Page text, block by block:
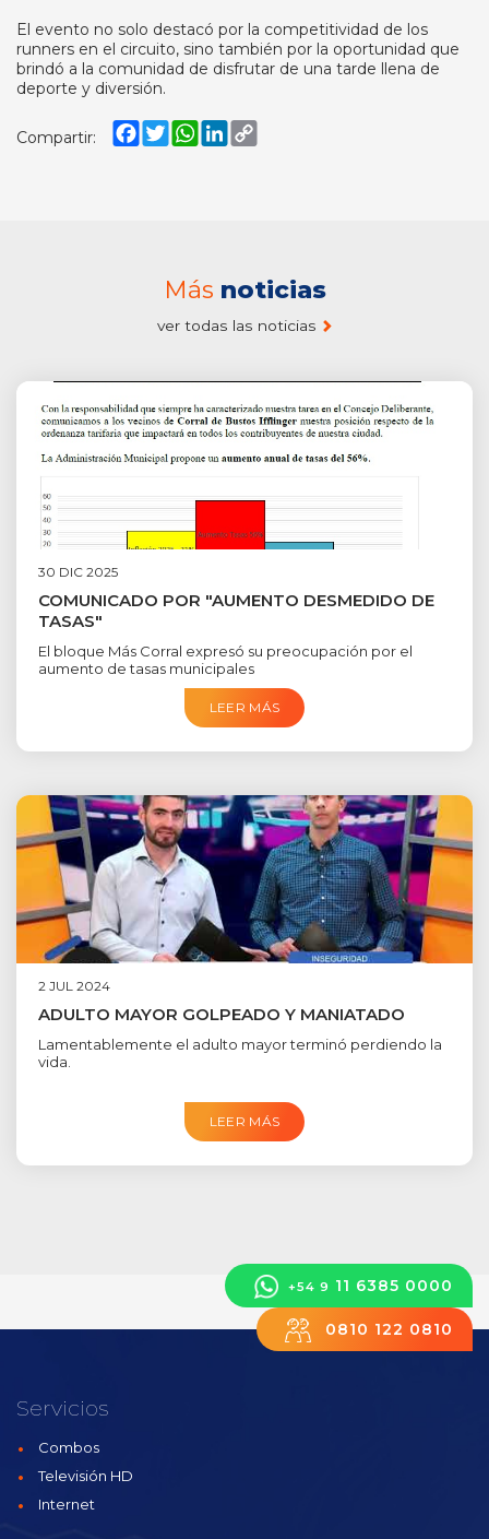
El evento no solo destacó por la competitividad de los
runners en el circuito, sino también por la oportunidad que
brindó a la comunidad de disfrutar de una tarde llena de
deporte y diversión.
Compartir:
Facebook
TwitterWhatsApp
LinkedInCopy
Más noticias
ver todas las noticias
30 DIC 2025
COMUNICADO POR "AUMENTO DESMEDIDO DE
TASAS"
El bloque Más Corral expresó su preocupación por el
aumento de tasas municipales
LEER MÁS
2 JUL 2024
ADULTO MAYOR GOLPEADO Y MANIATADO
Lamentablemente el adulto mayor terminó perdiendo la
vida.
LEER MÁS
0810 122 0810
+54 9 11 6385 0000
Servicios
Combos
Televisión HD
Internet